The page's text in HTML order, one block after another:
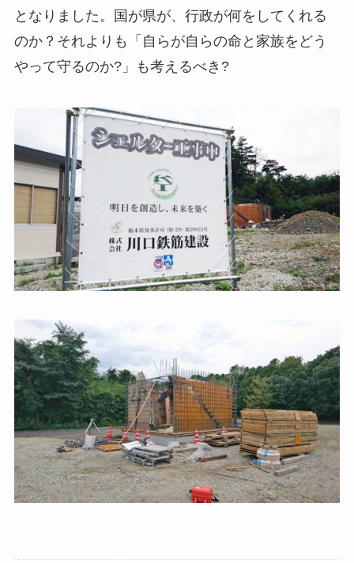
となりました。国が県が、行政が何をしてくれる
のか？それよりも「自らが自らの命と家族をどう
やって守るのか?」も考えるべき?